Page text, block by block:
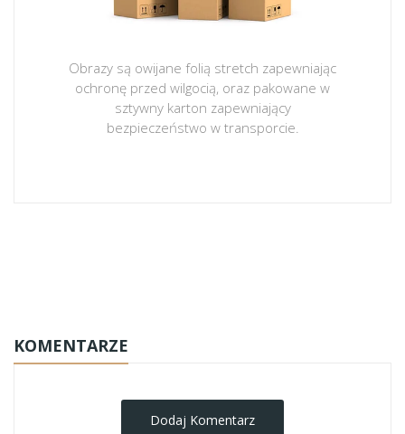
Obrazy są owijane folią stretch zapewniając
ochronę przed wilgocią, oraz pakowane w
sztywny karton zapewniający
bezpieczeństwo w transporcie.
KOMENTARZE
Dodaj Komentarz